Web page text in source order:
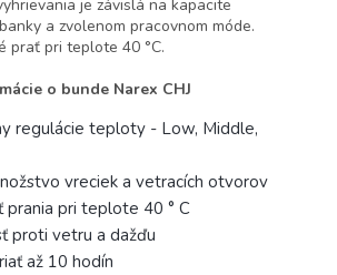
je závislá na kapacite
a zvolenom pracovnom móde.
prať pri teplote 40 °C.
o bunde Narex CHJ
regulácie teploty - Low, Middle,
vreciek a vetracích otvorov
prania pri teplote 40 ° C
proti vetru a dažďu
až 10 hodín